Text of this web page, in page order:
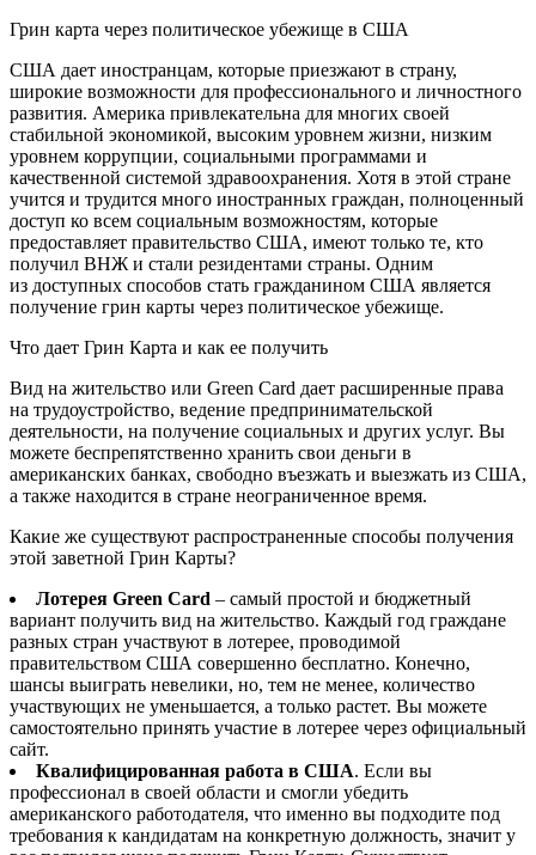
Грин карта через политическое убежище в США
США дает иностранцам, которые приезжают в страну,
широкие возможности для профессионального и личностного
развития. Америка привлекательна для многих своей
стабильной экономикой, высоким уровнем жизни, низким
уровнем коррупции, социальными программами и
качественной системой здравоохранения. Хотя в этой стране
учится и трудится много иностранных граждан, полноценный
доступ ко всем социальным возможностям, которые
предоставляет правительство США, имеют только те, кто
получил ВНЖ и стали резидентами страны. Одним
из доступных способов стать гражданином США является
получение грин карты через политическое убежище.
Что дает Грин Карта и как ее получить
Вид на жительство или Green Card дает расширенные права
на трудоустройство, ведение предпринимательской
деятельности, на получение социальных и других услуг. Вы
можете беспрепятственно хранить свои деньги в
американских банках, свободно въезжать и выезжать из США,
а также находится в стране неограниченное время.
Какие же существуют распространенные способы получения
этой заветной Грин Карты?
Лотерея Green Card – самый простой и бюджетный
вариант получить вид на жительство. Каждый год граждане
разных стран участвуют в лотерее, проводимой
правительством США совершенно бесплатно. Конечно,
шансы выиграть невелики, но, тем не менее, количество
участвующих не уменьшается, а только растет. Вы можете
самостоятельно принять участие в лотерее через официальный
сайт.
Квалифицированная работа в США. Если вы
профессионал в своей области и смогли убедить
американского работодателя, что именно вы подходите под
требования к кандидатам на конкретную должность, значит у